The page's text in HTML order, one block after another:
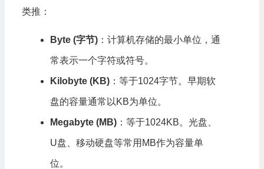
类推：
Byte (字节)：计算机存储的最小单位，通
常表示一个字符或符号。
Kilobyte (KB)：等于1024字节。早期软
盘的容量通常以KB为单位。
Megabyte (MB)：等于1024KB。光盘、
U盘、移动硬盘等常用MB作为容量单
位。